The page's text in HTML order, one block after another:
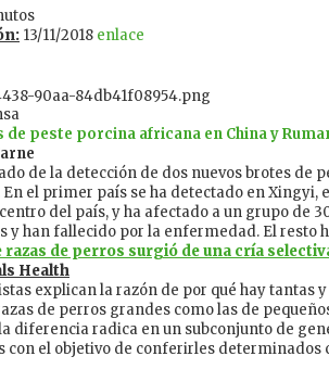
13/11/2018 enlace
de peste porcina africana en China y
de la detección de dos nuevos brotes de
En el primer país se ha detectado en Xingyi,
del país, y ha afectado a un grupo de
y han fallecido por la enfermedad. El resto
razas de perros surgió de una cría
Health
explican la razón de por qué hay tantas
de perros grandes como las de
diferencia radica en un subconjunto de
con el objetivo de conferirles